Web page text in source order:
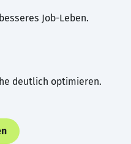
Job-Leben.
deutlich optimieren.